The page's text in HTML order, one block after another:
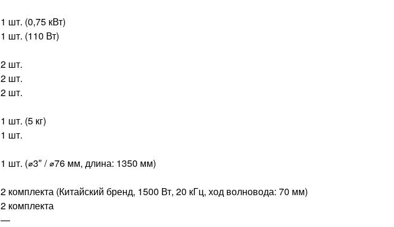
1 шт. (0,75 кВт)
1 шт. (110 Вт)
2 шт.
2 шт.
2 шт.
1 шт. (5 кг)
1 шт.
1 шт. (⌀3″ / ⌀76 мм, длина: 1350 мм)
2 комплекта (Китайский бренд, 1500 Вт, 20 кГц, ход волновода: 70 мм)
2 комплекта
—